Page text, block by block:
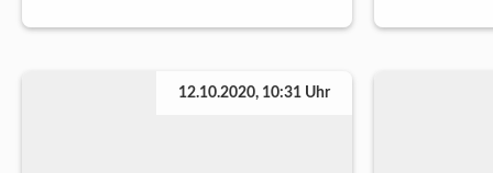
12.10.2020, 10:31 Uhr